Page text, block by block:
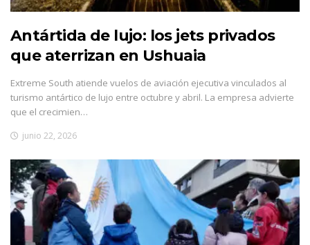
Antártida de lujo: los jets privados
que aterrizan en Ushuaia
Extreme South atiende vuelos de aviación ejecutiva vinculados al
turismo antártico de lujo entre octubre y abril. La empresa advierte
que el crecimien…
junio 22, 2026